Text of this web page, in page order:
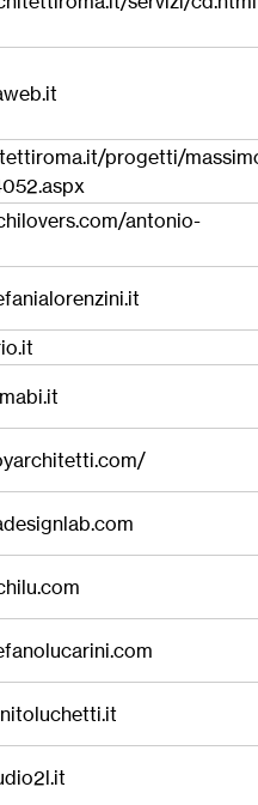
progetti/
antonio-